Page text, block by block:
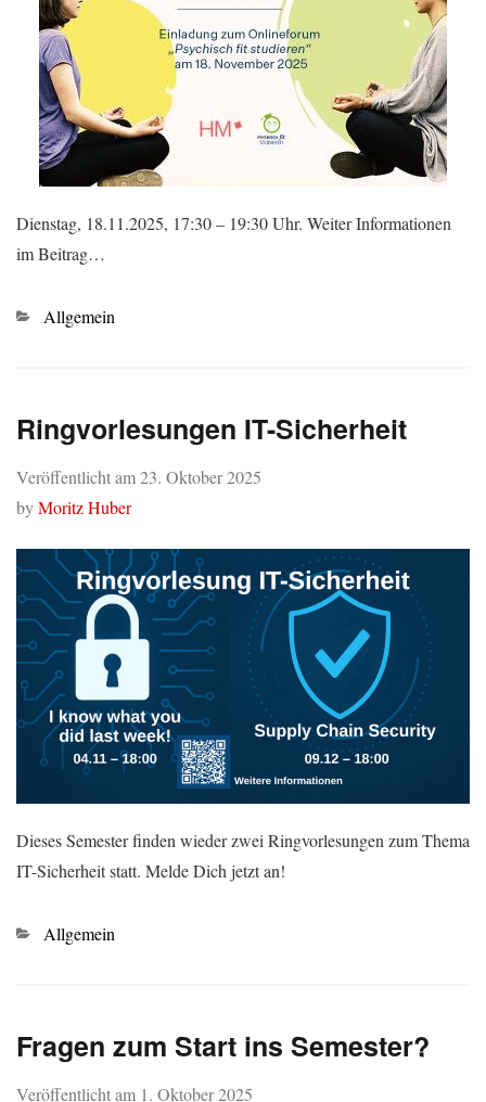
Dienstag, 18.11.2025, 17:30 – 19:30 Uhr. Weiter Informationen
im Beitrag…
Kategorien
Allgemein
Ringvorlesungen IT-Sicherheit
Veröffentlicht am23. Oktober 2025
byMoritz Huber
Dieses Semester finden wieder zwei Ringvorlesungen zum Thema
IT-Sicherheit statt. Melde Dich jetzt an!
Kategorien
Allgemein
Fragen zum Start ins Semester?
Veröffentlicht am 1. Oktober 2025